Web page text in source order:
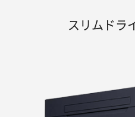
スリムドラ